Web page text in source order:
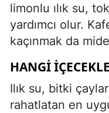
limonlu ılık su,
yardımcı olur.
kaçınmak da
HANGI
Ilık su, bitki
rahatlatan en